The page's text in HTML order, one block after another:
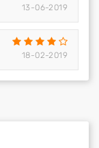
13-06-2019
18-02-2019